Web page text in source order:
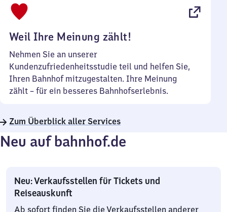
Weil Ihre Meinung zählt!
Nehmen Sie an unserer
Kundenzufriedenheitsstudie teil und helfen Sie,
Ihren Bahnhof mitzugestalten. Ihre Meinung
zählt – für ein besseres Bahnhofserlebnis.
Zum Überblick aller Services
Neu auf bahnhof.de
Neu: Verkaufsstellen für Tickets und
Reiseauskunft
Ab sofort finden Sie die Verkaufsstellen anderer